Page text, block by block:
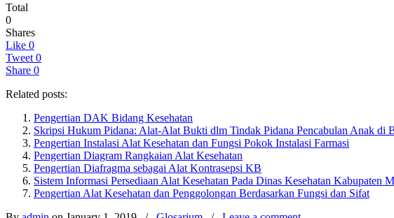
Total
0
Shares
Like 0
Tweet 0
Share 0
Related posts:
Pengertian DAK Bidang Kesehatan
Skripsi Hukum Pidana: Alat-Alat Bukti dlm Tindak Pidana Pencabulan Anak di
Pengertian Instalasi Alat Kesehatan dan Fungsi Pokok Instalasi Farmasi
Pengertian Diagram Rangkaian Alat Kesehatan
Pengertian Diafragma sebagai Alat Kontrasepsi KB
Sistem Informasi Persediaan Alat Kesehatan Pada Dinas Kesehatan Kabupaten
Pengertian Alat Kesehatan dan Penggolongan Berdasarkan Fungsi dan Sifat